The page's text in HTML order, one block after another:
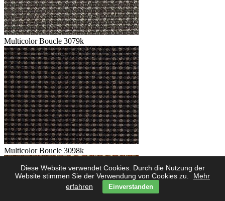
Diese Website verwendet Cookies. Durch die Nutzung der
Website stimmen Sie der Verwendung von Cookies zu.
Mehr
erfahren
Einverstanden
Multicolor Boucle 3079k
Multicolor Boucle 3098k